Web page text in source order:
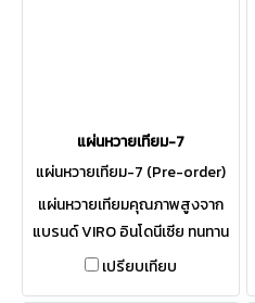
แผ่นหวายเทียม-7
แผ่นหวายเทียม-7 (Pre-order)
แผ่นหวายเทียมคุณภาพสูงจาก
แบรนด์ VIRO อินโดนีเซีย ทนทาน
ทุกสภาพอากาศ สีไม่ซีดจาง ไม่
เปรียบเทียบ